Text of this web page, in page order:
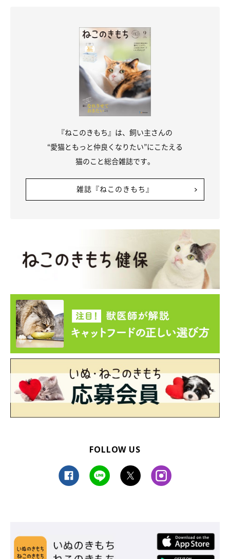
『ねこのきもち』は、飼い主さんの
“愛猫ともっと仲良くなりたい”にこたえる
猫のこと総合雑誌です。
雑誌『ねこのきもち』
FOLLOW US